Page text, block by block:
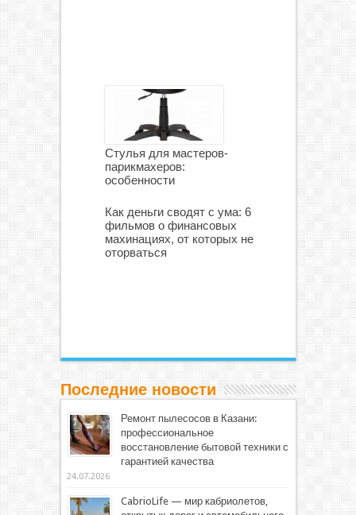
Стулья для мастеров-
парикмахеров:
особенности
Как деньги сводят с ума: 6
фильмов о финансовых
махинациях, от которых не
оторваться
Последние новости
Ремонт пылесосов в Казани:
профессиональное
восстановление бытовой техники с
гарантией качества
24.07.2026
CabrioLife — мир кабриолетов,